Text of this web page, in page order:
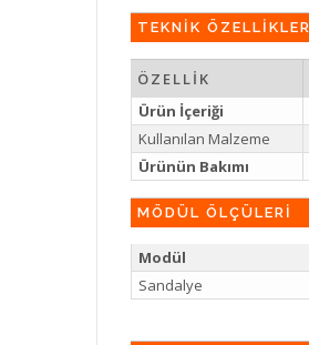
TEKNİK ÖZELLİKLER
ÖZELLİK
Ürün İçeriği
Kullanılan Malzeme
Ürünün Bakımı
MÖDÜL ÖLÇÜLERİ
Modül
Sandalye